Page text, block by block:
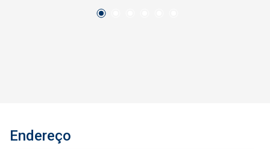
oferecendo mais funcionalidade no dia a dia, e o
esportivas, playground e amplas áreas verdes,
Endereço